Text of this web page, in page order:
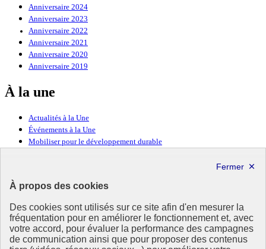
À propos des cookies
Des cookies sont utilisés sur ce site afin d'en mesurer la
fréquentation pour en améliorer le fonctionnement et, avec
votre accord, pour évaluer la performance des campagnes
de communication ainsi que pour proposer des contenus
Anniversaire 2024
Anniversaire 2023
Anniversaire 2022
Anniversaire 2021
Anniversaire 2020
Anniversaire 2019
À la une
Actualités à la Une
Événements à la Une
Mobiliser pour le développement durable
Ressources
Ressources
La Méth’ODD